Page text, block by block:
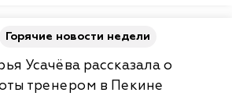
Горячие новости недели
Усачёва рассказала о
тренером в Пекине